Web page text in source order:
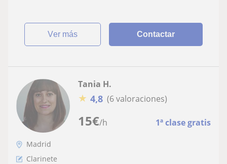
ver más Contactar
15€/h 1ª clase gratis
Tania H.
★ 4,8 (6 valoraciones)
Madrid
Clarinete